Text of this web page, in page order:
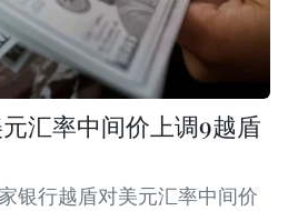
汇率中间价上调9越盾
银行越盾对美元汇率中间价